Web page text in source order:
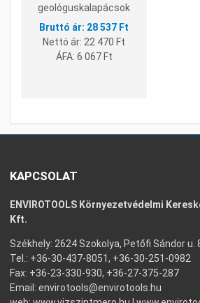
geológuskalapácsok
28 537 Ft
Nettó ár: 22 470 Ft
ÁFA: 6 067 Ft
KAPCSOLAT
ENVIROTOOLS Környezetvédelmi
Kft.
Székhely: 2624 Szokolya, Petőfi Sándor u.
Tel.: +36-30-437-8051, +36-30-251-0982
Fax: +36-23-330-930, +36-27-375-287
Email: envirotools@envirotools.hu